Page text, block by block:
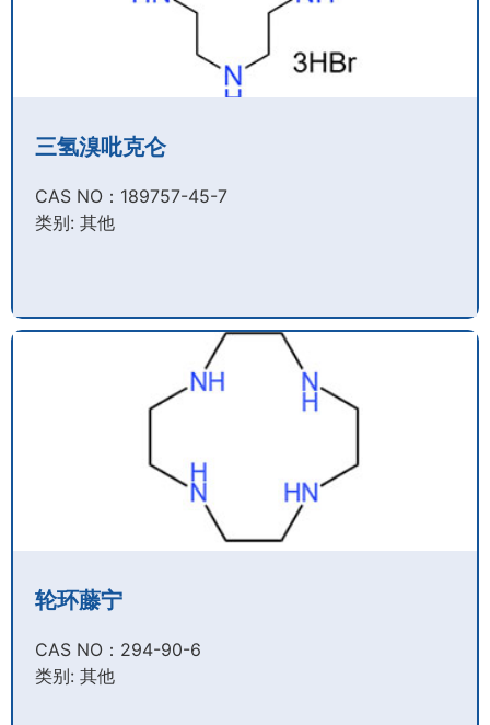
三氢溴吡克仑
CAS NO：189757-45-7​
类别: 其他
轮环藤宁
CAS NO：294-90-6​
类别: 其他